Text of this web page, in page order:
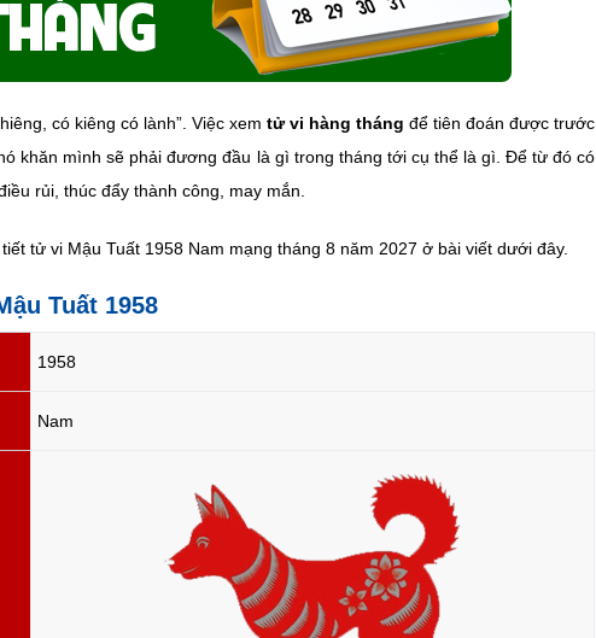
có kiêng có lành”. Việc xem tử vi hàng tháng để tiên đoán được trước
khăn mình sẽ phải đương đầu là gì trong tháng tới cụ thể là gì. Để từ đó có
rủi, thúc đẩy thành công, may mắn.
tử vi Mậu Tuất 1958 Nam mạng tháng 8 năm 2027 ở bài viết dưới đây.
Tuất 1958
1958
Nam